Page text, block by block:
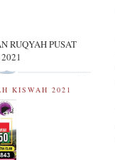
RUQYAH PUSAT
KISWAH 2021